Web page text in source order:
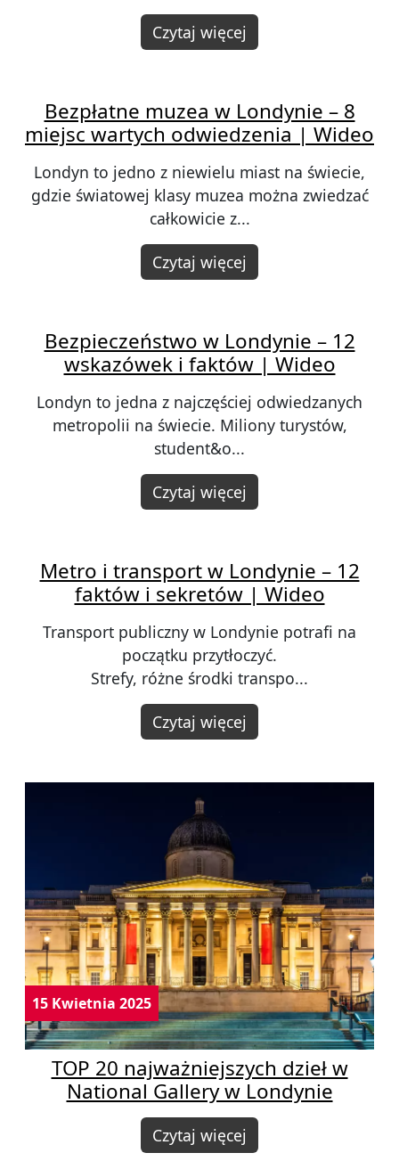
Czytaj więcej
Bezpłatne muzea w Londynie – 8
miejsc wartych odwiedzenia | Wideo
Londyn to jedno z niewielu miast na świecie,
gdzie światowej klasy muzea można zwiedzać
całkowicie z...
Czytaj więcej
Bezpieczeństwo w Londynie – 12
wskazówek i faktów | Wideo
Londyn to jedna z najczęściej odwiedzanych
metropolii na świecie. Miliony turystów,
student&o...
Czytaj więcej
Metro i transport w Londynie – 12
faktów i sekretów | Wideo
Transport publiczny w Londynie potrafi na
początku przytłoczyć.
Strefy, różne środki transpo...
Czytaj więcej
15 Kwietnia 2025
TOP 20 najważniejszych dzieł w
National Gallery w Londynie
Czytaj więcej